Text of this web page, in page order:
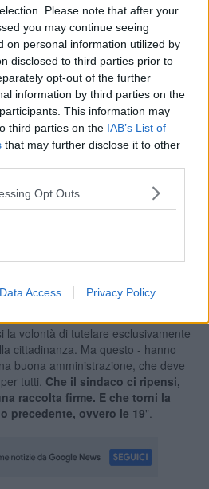
Please note that after your
you may continue seeing
on personal information utilized by
disclosed to third parties prior to
opt-out of the further
information by third parties on the
This information may
third parties on the IAB’s List of
that may further disclose it to other
Opt Outs
Data Access Privacy Policy
chiusura dei varchi fino alle ore 20
Civica - un ulteriore schiaffo
una misura che porterà il centro a
e che contraddice l'intenzione,
giunta di incentivare le attività di
alcune attività tra via San Lino e via
Fino a oggi il volterrano
entrare dalle 19, e quindi prima di
vino, pesce, una pizza e
più possibile. Perfino i ciclomotori, i
sempre entrati senza problemi, sono
perché sembrano offrire
la volontà di tutelare esclusivamente
cittadinanza. Ma questo - hanno
buona amministrazione, che deve
tutti. Che il sindaco ci ripensi,
raccolta firme. E che torni la
precedente, ovvero le 19".